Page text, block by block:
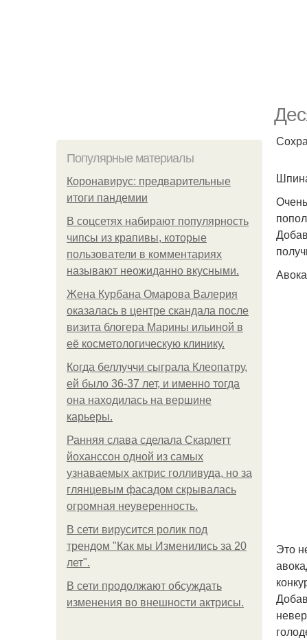
Популярные материалы
Коронавирус: предварительные
итоги пандемии
В соцсетях набирают популярность
чипсы из крапивы, которые
пользователи в комментариях
называют неожиданно вкусными.
Жена Курбана Омарова Валерия
оказалась в центре скандала после
визита блогера Марины ильиной в
её косметологическую клинику.
Когда беллуччи сыграла Клеопатру,
ей было 36-37 лет, и именно тогда
она находилась на вершине
карьеры.
Ранняя слава сделала Скарлетт
йоханссон одной из самых
узнаваемых актрис голливуда, но за
глянцевым фасадом скрывалась
огромная неуверенность.
В сети вирусится ролик под
трендом "Как мы Изменились за 20
лет".
В сети продолжают обсуждать
изменения во внешности актрисы.
Это